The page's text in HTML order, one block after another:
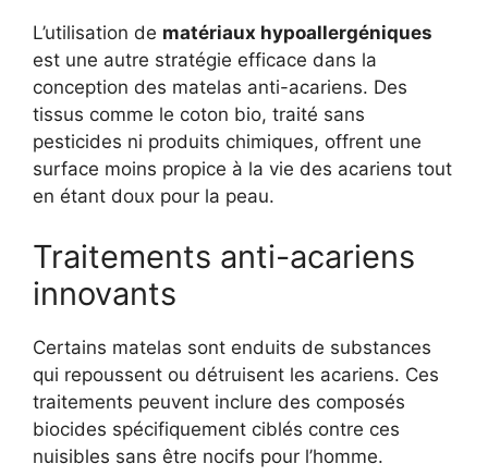
L’utilisation de matériaux hypoallergéniques
est une autre stratégie efficace dans la
conception des matelas anti-acariens. Des
tissus comme le coton bio, traité sans
pesticides ni produits chimiques, offrent une
surface moins propice à la vie des acariens tout
en étant doux pour la peau.
Traitements anti-acariens
innovants
Certains matelas sont enduits de substances
qui repoussent ou détruisent les acariens. Ces
traitements peuvent inclure des composés
biocides spécifiquement ciblés contre ces
nuisibles sans être nocifs pour l’homme.